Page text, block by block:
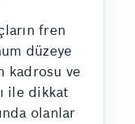
fren
düzeye
kadrosu ve
ile dikkat
olanlar